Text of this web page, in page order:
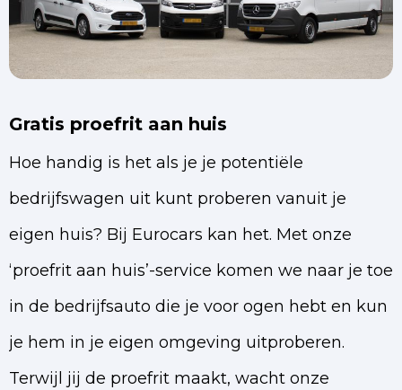
Gratis proefrit aan huis
Hoe handig is het als je je potentiële
bedrijfswagen uit kunt proberen vanuit je
eigen huis? Bij Eurocars kan het. Met onze
‘proefrit aan huis’-service komen we naar je toe
in de bedrijfsauto die je voor ogen hebt en kun
je hem in je eigen omgeving uitproberen.
Terwijl jij de proefrit maakt, wacht onze